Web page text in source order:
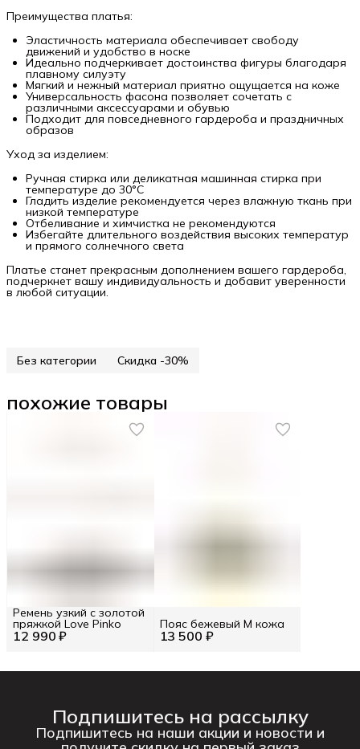
Преимущества платья:
Эластичность материала обеспечивает свободу
движений и удобство в носке
Идеально подчеркивает достоинства фигуры благодаря
плавному силуэту
Мягкий и нежный материал приятно ощущается на коже
Универсальность фасона позволяет сочетать с
различными аксессуарами и обувью
Подходит для повседневного гардероба и праздничных
образов
Уход за изделием:
Ручная стирка или деликатная машинная стирка при
температуре до 30°C
Гладить изделие рекомендуется через влажную ткань при
низкой температуре
Отбеливание и химчистка не рекомендуются
Избегайте длительного воздействия высоких температур
и прямого солнечного света
Платье станет прекрасным дополнением вашего гардероба,
подчеркнет вашу индивидуальность и добавит уверенности
в любой ситуации.
Без категории Скидка -30%
похожие товары
12 990 ₽
Ремень узкий с золотой
пряжкой Love Pinko
13 500 ₽
Пояс бежевый M кожа
Подпишитесь на рассылку
Подпишитесь на наши акции и новости и